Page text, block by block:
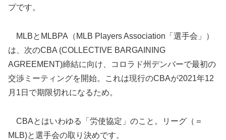
プです。
MLBとMLBPA（MLB Players Association「選手会」）
は、次のCBA (COLLECTIVE BARGAINING
AGREEMENT)締結に向け、コロラド州デンバーで最初の
交渉ミーティングを開始。これは現行のCBAが2021年12
月1日で期限切れになるため。
CBAとはいわゆる「労使協定」のこと。リーグ（＝
MLB)と選手会の取り決めです。